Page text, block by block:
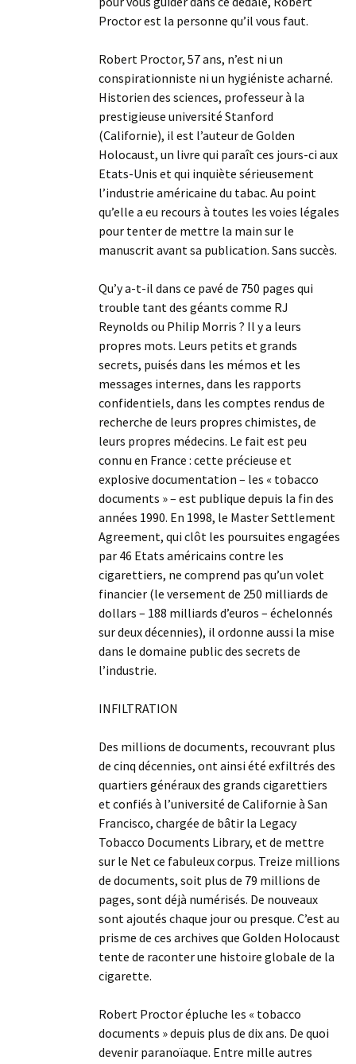
Proctor est la personne qu’il vous faut.
Robert Proctor, 57 ans, n’est ni un
conspirationniste ni un hygiéniste acharné.
Historien des sciences, professeur à la
prestigieuse université Stanford
(Californie), il est l’auteur de Golden
Holocaust, un livre qui paraît ces jours-ci aux
Etats-Unis et qui inquiète sérieusement
l’industrie américaine du tabac. Au point
qu’elle a eu recours à toutes les voies légales
pour tenter de mettre la main sur le
manuscrit avant sa publication. Sans succès.
Qu’y a-t-il dans ce pavé de 750 pages qui
trouble tant des géants comme RJ
Reynolds ou Philip Morris ? Il y a leurs
propres mots. Leurs petits et grands
secrets, puisés dans les mémos et les
messages internes, dans les rapports
confidentiels, dans les comptes rendus de
recherche de leurs propres chimistes, de
leurs propres médecins. Le fait est peu
connu en France : cette précieuse et
explosive documentation – les « tobacco
documents » – est publique depuis la fin des
années 1990. En 1998, le Master Settlement
Agreement, qui clôt les poursuites engagées
par 46 Etats américains contre les
cigarettiers, ne comprend pas qu’un volet
financier (le versement de 250 milliards de
dollars – 188 milliards d’euros – échelonnés
sur deux décennies), il ordonne aussi la mise
dans le domaine public des secrets de
l’industrie.
INFILTRATION
Des millions de documents, recouvrant plus
de cinq décennies, ont ainsi été exfiltrés des
quartiers généraux des grands cigarettiers
et confiés à l’université de Californie à San
Francisco, chargée de bâtir la Legacy
Tobacco Documents Library, et de mettre
sur le Net ce fabuleux corpus. Treize millions
de documents, soit plus de 79 millions de
pages, sont déjà numérisés. De nouveaux
sont ajoutés chaque jour ou presque. C’est au
prisme de ces archives que Golden Holocaust
tente de raconter une histoire globale de la
cigarette.
Robert Proctor épluche les « tobacco
documents » depuis plus de dix ans. De quoi
devenir paranoïaque. Entre mille autres